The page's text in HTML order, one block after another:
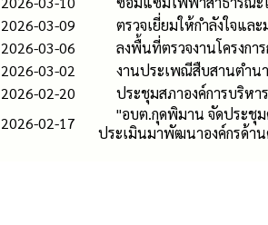
2026-03-09
ตรวจเยี่ยมให้กำลังใจแล
2026-03-06
ลงพื้นที่ตรวจงานโครงก
2026-03-02
งานประเพณีสืบสานตำน
2026-02-20
ประชุมสภาองค์การบริห
2026-02-17
"อบต.กุดพิมาน จัดประชุม
ประเมินมาพัฒนาองค์กรด้า